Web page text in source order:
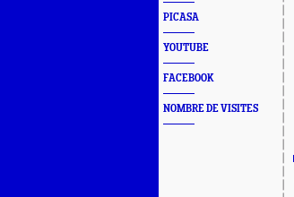
PICASA
YOUTUBE
FACEBOOK
NOMBRE DE VISITES